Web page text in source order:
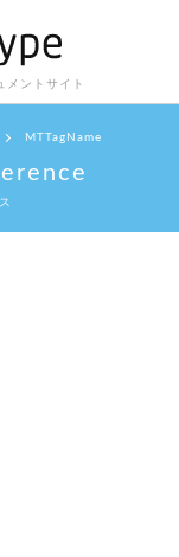
メントサイト
MTTagName